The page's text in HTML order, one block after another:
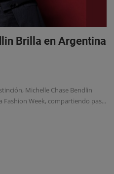
Brilla en Argentina
Michelle Chase Bendlin
Week, compartiendo pas...